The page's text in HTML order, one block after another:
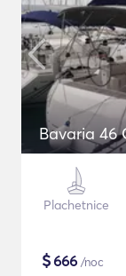
Bavaria 46
Plachetnice
$666 /noc